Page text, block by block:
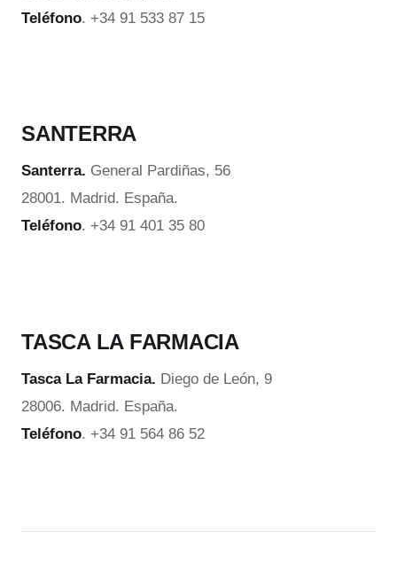
Teléfono. +34 91 533 87 15
SANTERRA
Santerra. General Pardiñas, 56
28001. Madrid. España.
Teléfono. +34 91 401 35 80
TASCA LA FARMACIA
Tasca La Farmacia. Diego de León, 9
28006. Madrid. España.
Teléfono. +34 91 564 86 52